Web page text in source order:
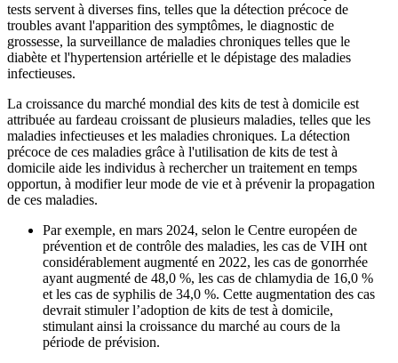
tests servent à diverses fins, telles que la détection précoce de
troubles avant l'apparition des symptômes, le diagnostic de
grossesse, la surveillance de maladies chroniques telles que le
diabète et l'hypertension artérielle et le dépistage des maladies
infectieuses.
La croissance du marché mondial des kits de test à domicile est
attribuée au fardeau croissant de plusieurs maladies, telles que les
maladies infectieuses et les maladies chroniques. La détection
précoce de ces maladies grâce à l'utilisation de kits de test à
domicile aide les individus à rechercher un traitement en temps
opportun, à modifier leur mode de vie et à prévenir la propagation
de ces maladies.
Par exemple, en mars 2024, selon le Centre européen de
prévention et de contrôle des maladies, les cas de VIH ont
considérablement augmenté en 2022, les cas de gonorrhée
ayant augmenté de 48,0 %, les cas de chlamydia de 16,0 %
et les cas de syphilis de 34,0 %. Cette augmentation des cas
devrait stimuler l’adoption de kits de test à domicile,
stimulant ainsi la croissance du marché au cours de la
période de prévision.